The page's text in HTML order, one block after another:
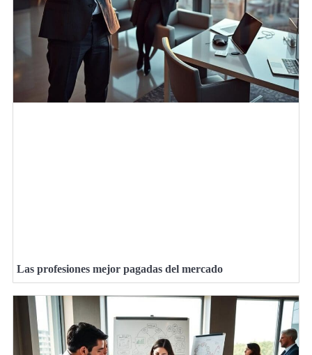
Las profesiones mejor pagadas del mercado